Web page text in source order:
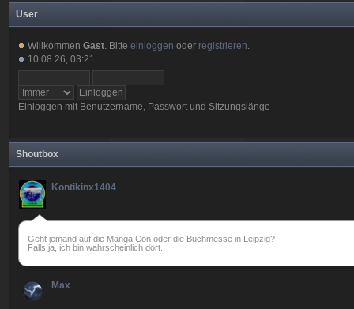
User
WillkommenGast. Bitteeinloggen oder registrieren.
10.08.26, 03:21
Einloggen mit Benutzername, Passwort und Sitzungslänge
Shoutbox
Kontikinx1404
Geht jemand auf die Manga Con oder die Buchmesse in Leipzig?
Falls ja, ich bin wahrscheinlich dort.
Max